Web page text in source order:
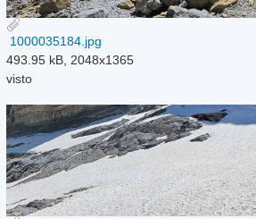
1000035184.jpg
493.95 kB, 2048x1365
visto